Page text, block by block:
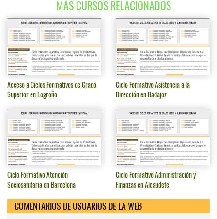
MÁS CURSOS RELACIONADOS
Acceso a Ciclos Formativos de Grado
Superior en Logroño
Ciclo Formativo Asistencia a la
Dirección en Badajoz
Ciclo Formativo Atención
Sociosanitaria en Barcelona
Ciclo Formativo Administración y
Finanzas en Alcaudete
COMENTARIOS DE USUARIOS DE LA WEB